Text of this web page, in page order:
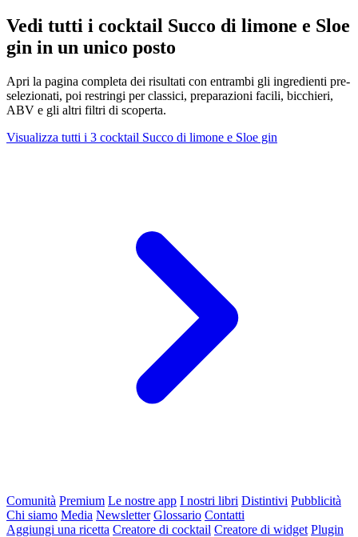
Vedi tutti i cocktail Succo di limone e Sloe
gin in un unico posto
Apri la pagina completa dei risultati con entrambi gli ingredienti pre-
selezionati, poi restringi per classici, preparazioni facili, bicchieri,
ABV e gli altri filtri di scoperta.
Visualizza tutti i 3 cocktail Succo di limone e Sloe gin
Comunità Premium Le nostre app I nostri libri Distintivi Pubblicità
Chi siamo Media Newsletter Glossario Contatti
Aggiungi una ricetta Creatore di cocktail Creatore di widget Plugin